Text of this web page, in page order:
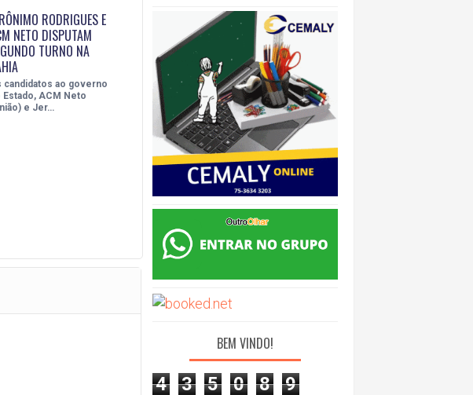
RODRIGUES E
NETO DISPUTAM
TURNO NA
candidatos ao governo
Estado, ACM Neto
e Jer…
BEM VINDO!
4 3 5 0 8
9